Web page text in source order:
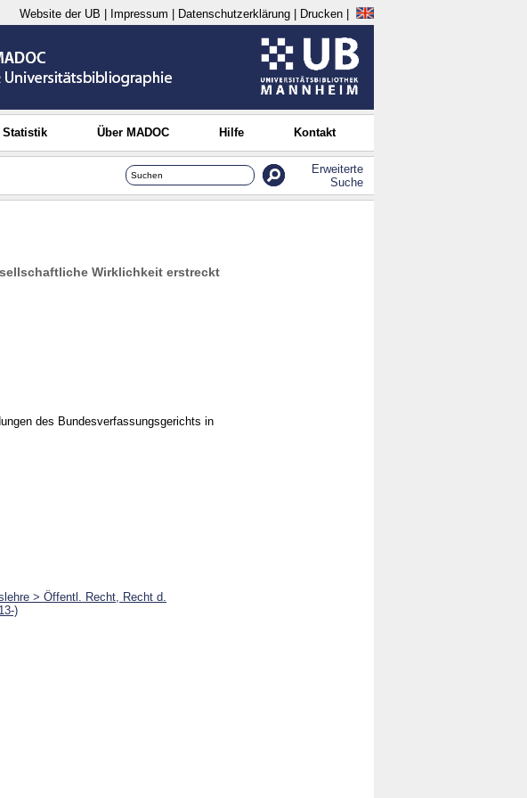
Website der UB Impressum Datenschutzerklärung Drucken
Statistik Über MADOC Hilfe Kontakt
Erweiterte
Suche
Wirklichkeit erstreckt
des Bundesverfassungsgerichts in
> Öffentl. Recht, Recht d.
)